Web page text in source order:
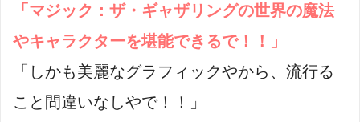
「マジック：ザ・ギャザリングの世界の魔法
やキャラクターを堪能できるで！！」
「しかも美麗なグラフィックやから、流行る
こと間違いなしやで！！」